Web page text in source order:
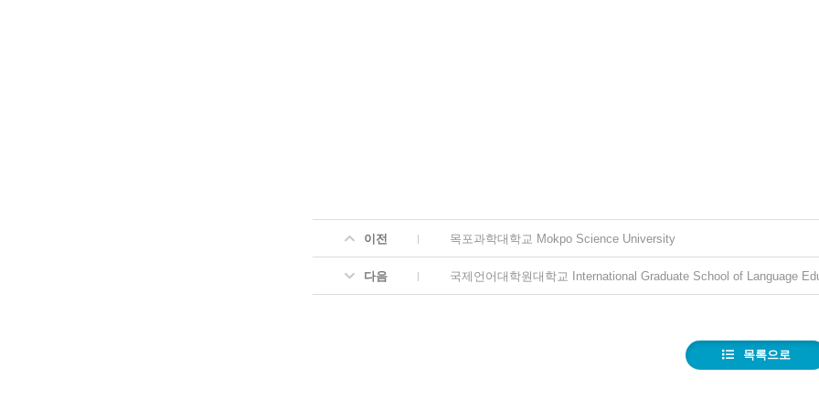
이전 목포과학대학교 Mokpo Science University
다음 국제언어대학원대학교 International Graduate School of Language
목록으로